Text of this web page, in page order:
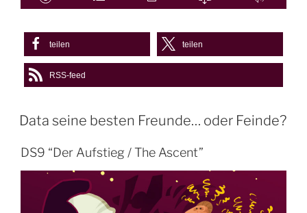
teilen teilen
RSS-feed
Data seine besten Freunde… oder Feinde?
DS9 “Der Aufstieg / The Ascent”